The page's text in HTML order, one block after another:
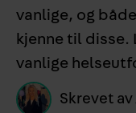
vanlige, og
kjenne til disse.
vanlige
Skrevet av